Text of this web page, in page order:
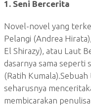
1. Seni Bercerita
Novel-novel yang
Pelangi (Andrea
El Shirazy), atau Laut
dasarnya sama seperti
(Ratih
seharusnya
membicarakan